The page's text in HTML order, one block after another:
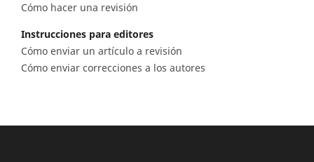
Cómo hacer una revisión
Instrucciones para editores
Cómo enviar un artículo a revisión
Cómo enviar correcciones a los autores